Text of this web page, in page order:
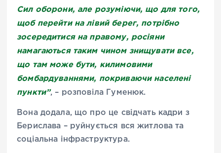
Сил оборони, але розуміючи, що для того,
щоб перейти на лівий берег, потрібно
зосередитися на правому, росіяни
намагаються таким чином знищувати все,
що там може бути, килимовими
бомбардуваннями, покриваючи населені
пункти”, – розповіла Гуменюк.
Вона додала, що про це свідчать кадри з
Берислава – руйнується вся житлова та
соціальна інфраструктура.